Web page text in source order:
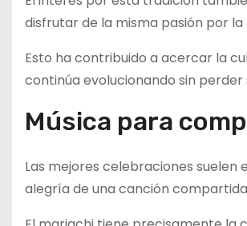
disfrutar de la misma pasión por
Esto ha contribuido a acercar la
continúa evolucionando sin perder
Música para
Las mejores celebraciones
alegría de una canción